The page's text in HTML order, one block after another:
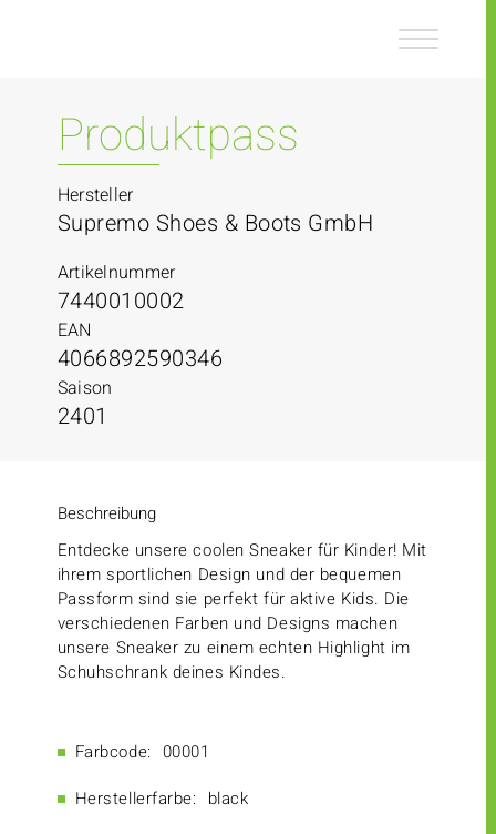
Produktpass
Hersteller
Supremo Shoes & Boots GmbH
Artikelnummer
7440010002
EAN
4066892590346
Saison
2401
Beschreibung
Entdecke unsere coolen Sneaker für Kinder! Mit
ihrem sportlichen Design und der bequemen
Passform sind sie perfekt für aktive Kids. Die
verschiedenen Farben und Designs machen
unsere Sneaker zu einem echten Highlight im
Schuhschrank deines Kindes.
Farbcode: 00001
Herstellerfarbe: black